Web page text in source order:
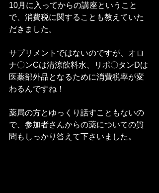
10月に入ってからの講座ということ
で、消費税に関することも教えていた
だきました。
サプリメントではないのですが、オロ
ナ〇ンCは清涼飲料水、リポ〇タンDは
医薬部外品となるために消費税率が変
わるんですね！
薬局の方とゆっくり話すこともないの
で、参加者さんからの薬についての質
問もしっかり答えて下さいました。